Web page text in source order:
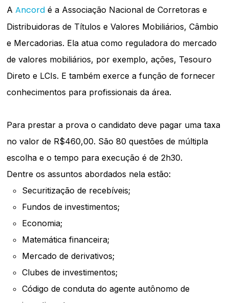
A Ancordé a Associação Nacional de Corretoras e
Distribuidoras de Títulos e Valores Mobiliários, Câmbio
e Mercadorias. Ela atua como reguladora do mercado
de valores mobiliários, por exemplo, ações, Tesouro
Direto e LCIs. E também exerce a função de fornecer
conhecimentos para profissionais da área.
Para prestar a prova o candidato deve pagar uma taxa
no valor de R$460,00. São 80 questões de múltipla
escolha e o tempo para execução é de 2h30.
Dentre os assuntos abordados nela estão:
Securitização de recebíveis;
Fundos de investimentos;
Economia;
Matemática financeira;
Mercado de derivativos;
Clubes de investimentos;
Código de conduta do agente autônomo de